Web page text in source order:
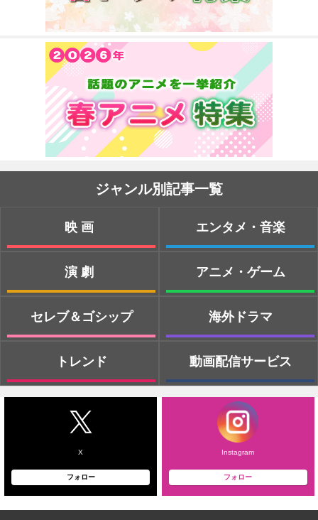
ジャンル別記事一覧
映画
演劇
セレブ＆ゴシップ
トレンド
エンタメ・音楽
アニメ・ゲーム
海外ドラマ
動画配信サービス
X
フォロー
Instagram
フォロー